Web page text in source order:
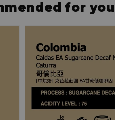
for you